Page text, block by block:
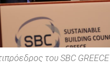
του SBC GREECE